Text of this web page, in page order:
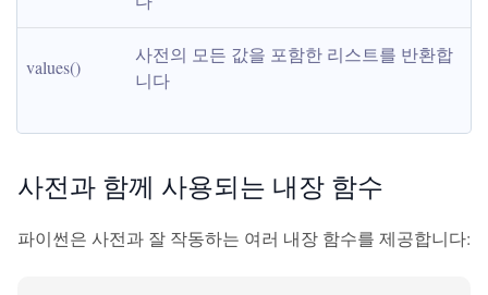
values()
사전의 모든 값을 포함한 리스트를 반환합
니다
사전과 함께 사용되는 내장 함수
파이썬은 사전과 잘 작동하는 여러 내장 함수를 제공합니다: